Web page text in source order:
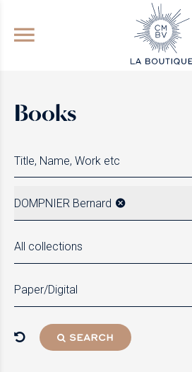
GO TO PRINCIPAL
Books
DOMPNIER Bernard
All collections
Paper/Digital
SEARCH